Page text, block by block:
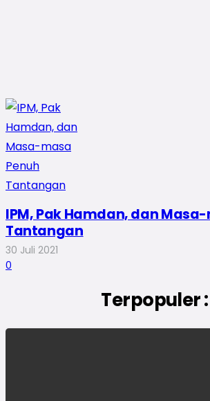
IPM, Pak Hamdan, dan
Tantangan
30 Juli 2021
0
Terpopuler :